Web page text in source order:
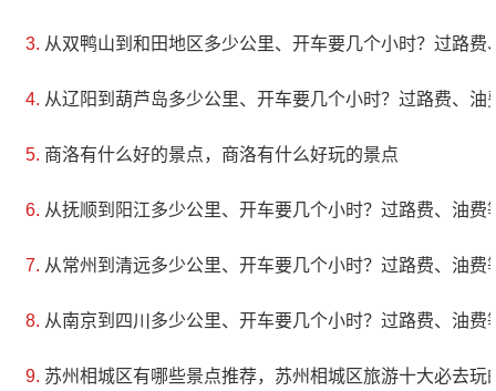
从双鸭山到和田地区多少公里、开车要几个小时？过路费
从辽阳到葫芦岛多少公里、开车要几个小时？过路费、油
商洛有什么好的景点，商洛有什么好玩的景点
从抚顺到阳江多少公里、开车要几个小时？过路费、油费
从常州到清远多少公里、开车要几个小时？过路费、油费
从南京到四川多少公里、开车要几个小时？过路费、油费
苏州相城区有哪些景点推荐，苏州相城区旅游十大必去玩